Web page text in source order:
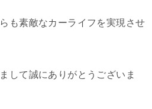
も素敵なカーライフを実現させ
して誠にありがとうございま